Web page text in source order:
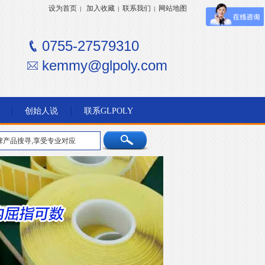
设为首页 | 加入收藏 | 联系我们 | 网站地图
0755-27579310
kemmy@glpoly.com
创始人说 联系GLPOLY